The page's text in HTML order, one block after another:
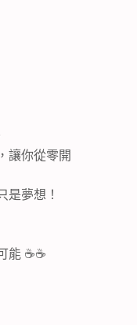
讓你從零開
是夢想！
能 ☕☕